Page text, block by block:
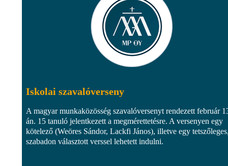
Iskolai szavalóverseny
A magyar munkaközösség szavalóversenyt rendezett február
án. 15 tanuló jelentkezett a megmérettetésre. A versenyen egy
kötelező (Weöres Sándor, Lackfi János), illetve egy
szabadon választott verssel lehetett indulni.